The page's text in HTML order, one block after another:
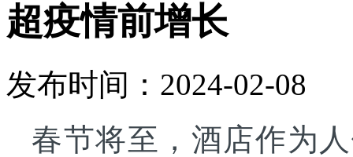
超疫情前增长
发布时间：2024-02-08
春节将至，酒店作为